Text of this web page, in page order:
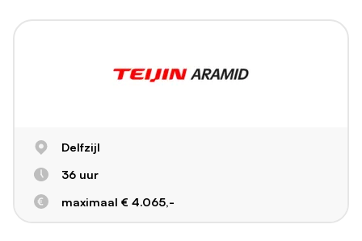
Delfzijl
36 uur
maximaal € 4.065,-